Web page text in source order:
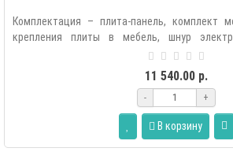
Комплектация – плита-панель, комплект
крепления плиты в мебель, шнур
11 540.00 р.
- +
В корзину